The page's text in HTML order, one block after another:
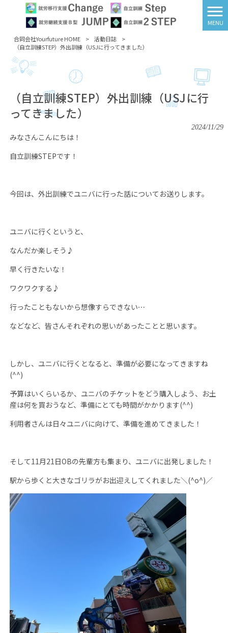
MENU
合同会社Yourfuture HOME
> 活動日誌
>
（自立訓練STEP）外出訓練（USJに行ってきました）
（自立訓練STEP）外出訓練（USJに行
ってきました）
2024/11/29
みなさんこんにちは！
自立訓練STEPです！
今回は、外出訓練でユニバに行った話についてお送りします。
ユニバに行くというと、
なんだか楽しそう♪
早く行きたいな！
ワクワクする♪
行ったこともないから想像すらできない⋯
などなど、皆さんそれぞれの思いがあったことと思います。
しかし、ユニバに行くとなると、準備が必要になってきますね
(^^)
予算はいくらいるか、ユニバのチケットをどう購入しよう、お土
産は何を買おうなど、準備にとても時間がかかります(^^)
利用者さんは日々ユニバに向けて、準備を進めてきました！
そして11月21日OBの先輩方も集まり、ユニバに出発しました！
駅から歩くと大きなゴリラがお出迎えしてくれました＼(^o^)／